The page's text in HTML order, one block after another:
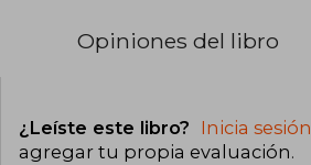
Opiniones del libro
¿Leíste este libro? Inicia sesión
agregar tu propia evaluación.